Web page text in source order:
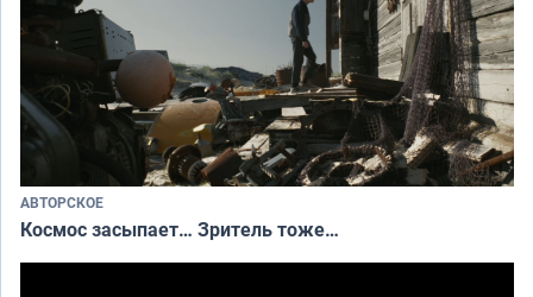
АВТОРСКОЕ
Космос засыпает… Зритель тоже…